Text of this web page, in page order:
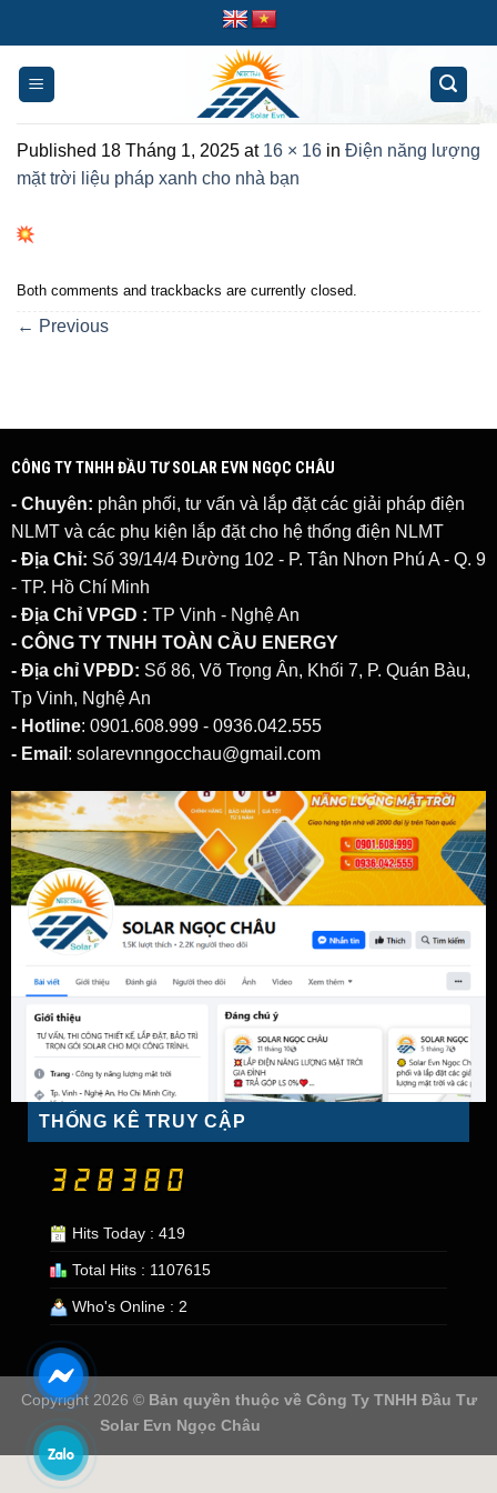
content
Published 18 Tháng 1, 2025 at 16 × 16 in Điện năng lượng
mặt trời liệu pháp xanh cho nhà bạn
Both comments and trackbacks are currently closed.
← Previous
CÔNG TY TNHH ĐẦU TƯ SOLAR EVN NGỌC CHÂU
- Chuyên: phân phối, tư vấn và lắp đặt các giải pháp điện
NLMT và các phụ kiện lắp đặt cho hệ thống điện NLMT
- Địa Chỉ: Số 39/14/4 Đường 102 - P. Tân Nhơn Phú A - Q. 9
- TP. Hồ Chí Minh
- Địa Chỉ VPGD : TP Vinh - Nghệ An
- CÔNG TY TNHH TOÀN CẦU ENERGY
- Địa chỉ VPĐD: Số 86, Võ Trọng Ân, Khối 7, P. Quán Bàu,
Tp Vinh, Nghệ An
- Hotline: 0901.608.999 - 0936.042.555
- Email : solarevnngocchau@gmail.com
THỐNG KÊ TRUY CẬP
Hits Today : 419
Total Hits : 1107615
Who's Online : 2
Copyright 2026 © Bản quyền thuộc về Công Ty TNHH Đầu Tư
Solar Evn Ngọc Châu